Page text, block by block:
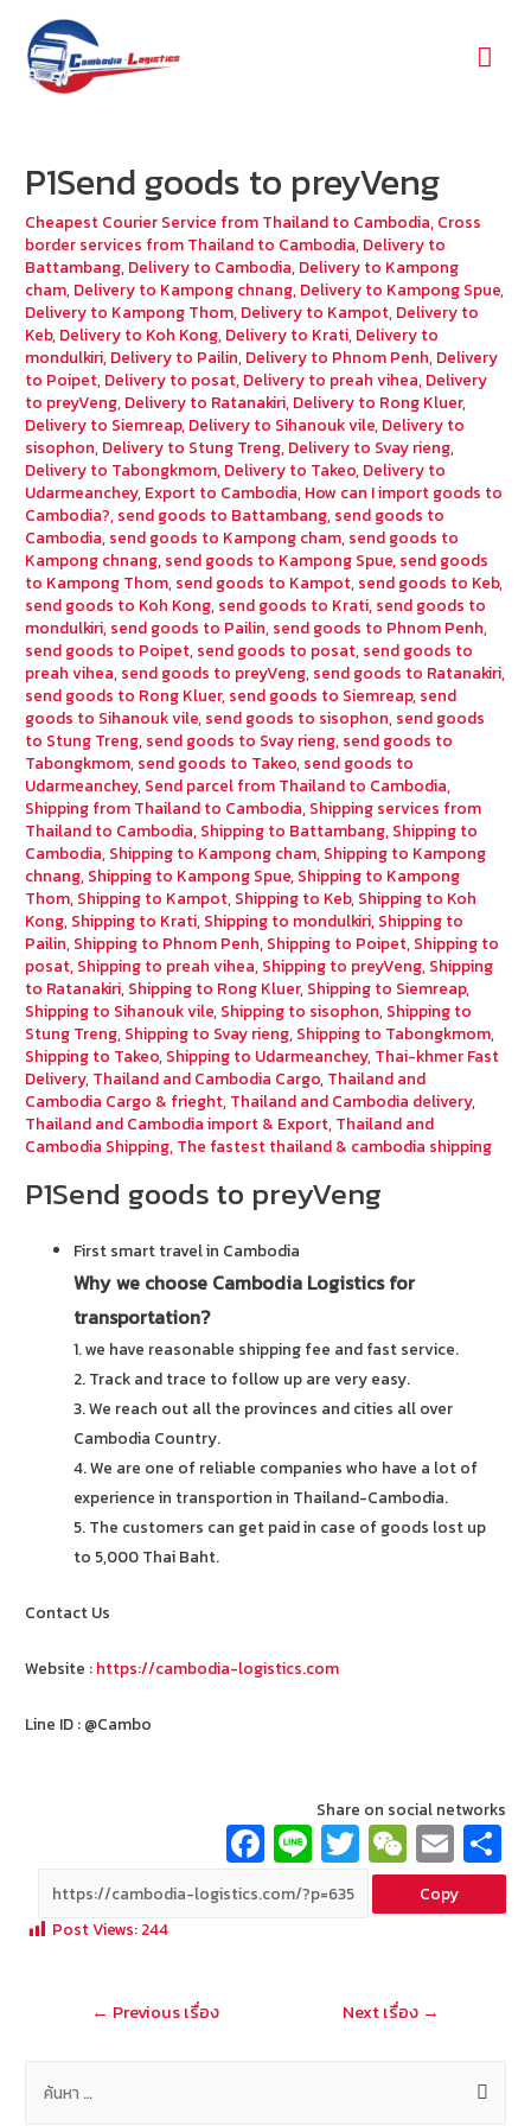
P1Send goods to preyVeng
Cheapest Courier Service from Thailand to Cambodia, Cross
border services from Thailand to Cambodia, Delivery to
Battambang, Delivery to Cambodia, Delivery to Kampong
cham, Delivery to Kampong chnang, Delivery to Kampong Spue,
Delivery to Kampong Thom, Delivery to Kampot, Delivery to
Keb, Delivery to Koh Kong, Delivery to Krati, Delivery to
mondulkiri, Delivery to Pailin, Delivery to Phnom Penh, Delivery
to Poipet, Delivery to posat, Delivery to preah vihea, Delivery
to preyVeng, Delivery to Ratanakiri, Delivery to Rong Kluer,
Delivery to Siemreap, Delivery to Sihanouk vile, Delivery to
sisophon, Delivery to Stung Treng, Delivery to Svay rieng,
Delivery to Tabongkmom, Delivery to Takeo, Delivery to
Udarmeanchey, Export to Cambodia, How can I import goods to
Cambodia?, send goods to Battambang, send goods to
Cambodia, send goods to Kampong cham, send goods to
Kampong chnang, send goods to Kampong Spue, send goods
to Kampong Thom, send goods to Kampot, send goods to Keb,
send goods to Koh Kong, send goods to Krati, send goods to
mondulkiri, send goods to Pailin, send goods to Phnom Penh,
send goods to Poipet, send goods to posat, send goods to
preah vihea, send goods to preyVeng, send goods to Ratanakiri,
send goods to Rong Kluer, send goods to Siemreap, send
goods to Sihanouk vile, send goods to sisophon, send goods
to Stung Treng, send goods to Svay rieng, send goods to
Tabongkmom, send goods to Takeo, send goods to
Udarmeanchey, Send parcel from Thailand to Cambodia,
Shipping from Thailand to Cambodia, Shipping services from
Thailand to Cambodia, Shipping to Battambang, Shipping to
Cambodia, Shipping to Kampong cham, Shipping to Kampong
chnang, Shipping to Kampong Spue, Shipping to Kampong
Thom, Shipping to Kampot, Shipping to Keb, Shipping to Koh
Kong, Shipping to Krati, Shipping to mondulkiri, Shipping to
Pailin, Shipping to Phnom Penh, Shipping to Poipet, Shipping to
posat, Shipping to preah vihea, Shipping to preyVeng, Shipping
to Ratanakiri, Shipping to Rong Kluer, Shipping to Siemreap,
Shipping to Sihanouk vile, Shipping to sisophon, Shipping to
Stung Treng, Shipping to Svay rieng, Shipping to Tabongkmom,
Shipping to Takeo, Shipping to Udarmeanchey, Thai-khmer Fast
Delivery, Thailand and Cambodia Cargo, Thailand and
Cambodia Cargo & frieght, Thailand and Cambodia delivery,
Thailand and Cambodia import & Export, Thailand and
Cambodia Shipping, The fastest thailand & cambodia shipping
P1Send goods to preyVeng
First smart travel in Cambodia
Why we choose Cambodia Logistics for
transportation?
1. we have reasonable shipping fee and fast service.
2. Track and trace to follow up are very easy.
3. We reach out all the provinces and cities all over
Cambodia Country.
4. We are one of reliable companies who have a lot of
experience in transportion in Thailand-Cambodia.
5. The customers can get paid in case of goods lost up
to 5,000 Thai Baht.
Contact Us
Website : https://cambodia-logistics.com
Line ID : @Cambo
Share on social networks
Fa
ce
b
Li
n
e
T
wi
tt
W
e
C
at
E
m
ai
Copy
Post Views: 244
แนะแนว
← Previous เรื่อง Next เรื่อง →